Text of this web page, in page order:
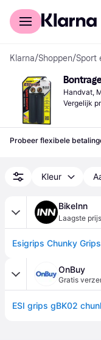
Voor shoppers
Klarna/Shoppen/Sport
Handvat,
Vergelijk
Probeer flexibele
Kleur
BikeInn
Laagste prijs
Esigrips Chunky
OnBuy
Gratis